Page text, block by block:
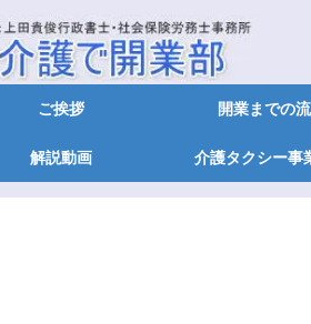
ご挨拶 開業までの
解説動画 介護タクシー事